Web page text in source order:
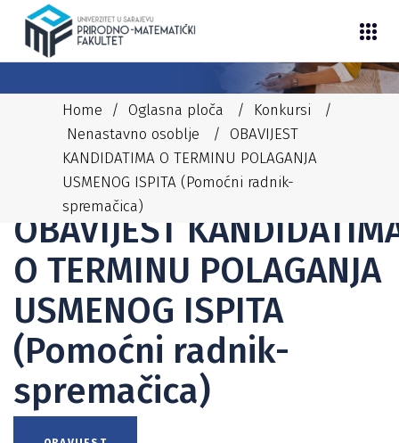
Home / Oglasna ploča / Konkursi
/
Nenastavno osoblje
/ OBAVIJEST
KANDIDATIMA O TERMINU POLAGANJA
USMENOG ISPITA (Pomoćni radnik-
spremačica)
08/06/2026 ADMIN NENASTAVNO OSOBLJE
OBAVIJEST
O TERMINU POLAGANJA
USMENOG ISPITA
(Pomoćni radnik-
spremačica)